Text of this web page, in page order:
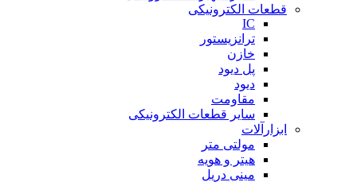
قطعات الکترونیکی
IC
ترانزیستور
خازن
پل دیود
دیود
مقاومت
سایر قطعات الکترونیکی
ابزارآلات
مولتی متر
هیتر و هویه
مینی دریل